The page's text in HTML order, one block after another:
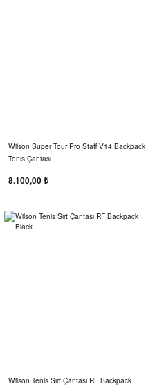
Wilson Super Tour Pro Staff V14 Backpack
Tenis Çantası
8.100,00 ₺
Wilson Tenis Sırt Çantası RF Backpack